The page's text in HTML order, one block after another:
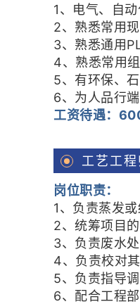
1、电气、自
2、熟悉常用
3、熟悉通用
4、熟悉常用
5、有环保、
6、为人品行
工资待遇：
工艺工
岗位职责：
1、负责蒸发
2、统筹项目
3、负责废水
4、负责校对
5、负责指导
6、配合工程